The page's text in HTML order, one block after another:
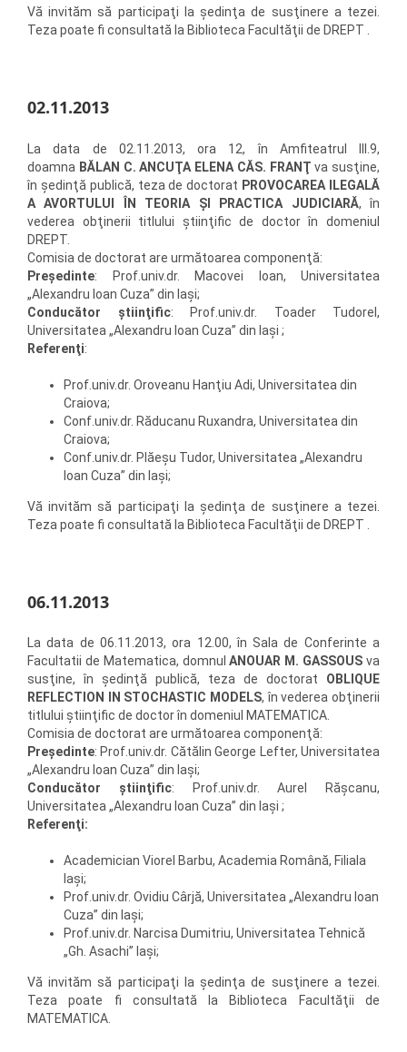
Vă invităm să participaţi la şedinţa de susţinere a tezei.
Teza poate fi consultată la Biblioteca Facultăţii de DREPT .
02.11.2013
La data de 02.11.2013, ora 12, în Amfiteatrul III.9,
doamna BĂLAN C. ANCUŢA ELENA CĂS. FRANŢ va susţine,
în şedinţă publică, teza de doctorat PROVOCAREA ILEGALĂ
A AVORTULUI ÎN TEORIA ŞI PRACTICA JUDICIARĂ, în
vederea obţinerii titlului ştiinţific de doctor în domeniul
DREPT.
Comisia de doctorat are următoarea componenţă:
Preşedinte: Prof.univ.dr. Macovei Ioan, Universitatea
„Alexandru Ioan Cuza” din Iaşi;
Conducător ştiinţific: Prof.univ.dr. Toader Tudorel,
Universitatea „Alexandru Ioan Cuza” din Iaşi ;
Referenţi:
Prof.univ.dr. Oroveanu Hanţiu Adi, Universitatea din
Craiova;
Conf.univ.dr. Răducanu Ruxandra, Universitatea din
Craiova;
Conf.univ.dr. Plăeşu Tudor, Universitatea „Alexandru
Ioan Cuza” din Iaşi;
Vă invităm să participaţi la şedinţa de susţinere a tezei.
Teza poate fi consultată la Biblioteca Facultăţii de DREPT .
06.11.2013
La data de 06.11.2013, ora 12.00, în Sala de Conferinte a
Facultatii de Matematica, domnulANOUAR M. GASSOUS va
susţine, în şedinţă publică, teza de doctorat OBLIQUE
REFLECTION IN STOCHASTIC MODELS, în vederea obţinerii
titlului ştiinţific de doctor în domeniul MATEMATICA.
Comisia de doctorat are următoarea componenţă:
Preşedinte: Prof.univ.dr. Cătălin George Lefter, Universitatea
„Alexandru Ioan Cuza” din Iaşi;
Conducător ştiinţific: Prof.univ.dr. Aurel Răşcanu,
Universitatea „Alexandru Ioan Cuza” din Iaşi ;
Referenţi:
Academician Viorel Barbu, Academia Română, Filiala
Iaşi;
Prof.univ.dr. Ovidiu Cârjă, Universitatea „Alexandru Ioan
Cuza” din Iaşi;
Prof.univ.dr. Narcisa Dumitriu, Universitatea Tehnică
„Gh. Asachi” Iaşi;
Vă invităm să participaţi la şedinţa de susţinere a tezei.
Teza poate fi consultată la Biblioteca Facultăţii de
MATEMATICA.